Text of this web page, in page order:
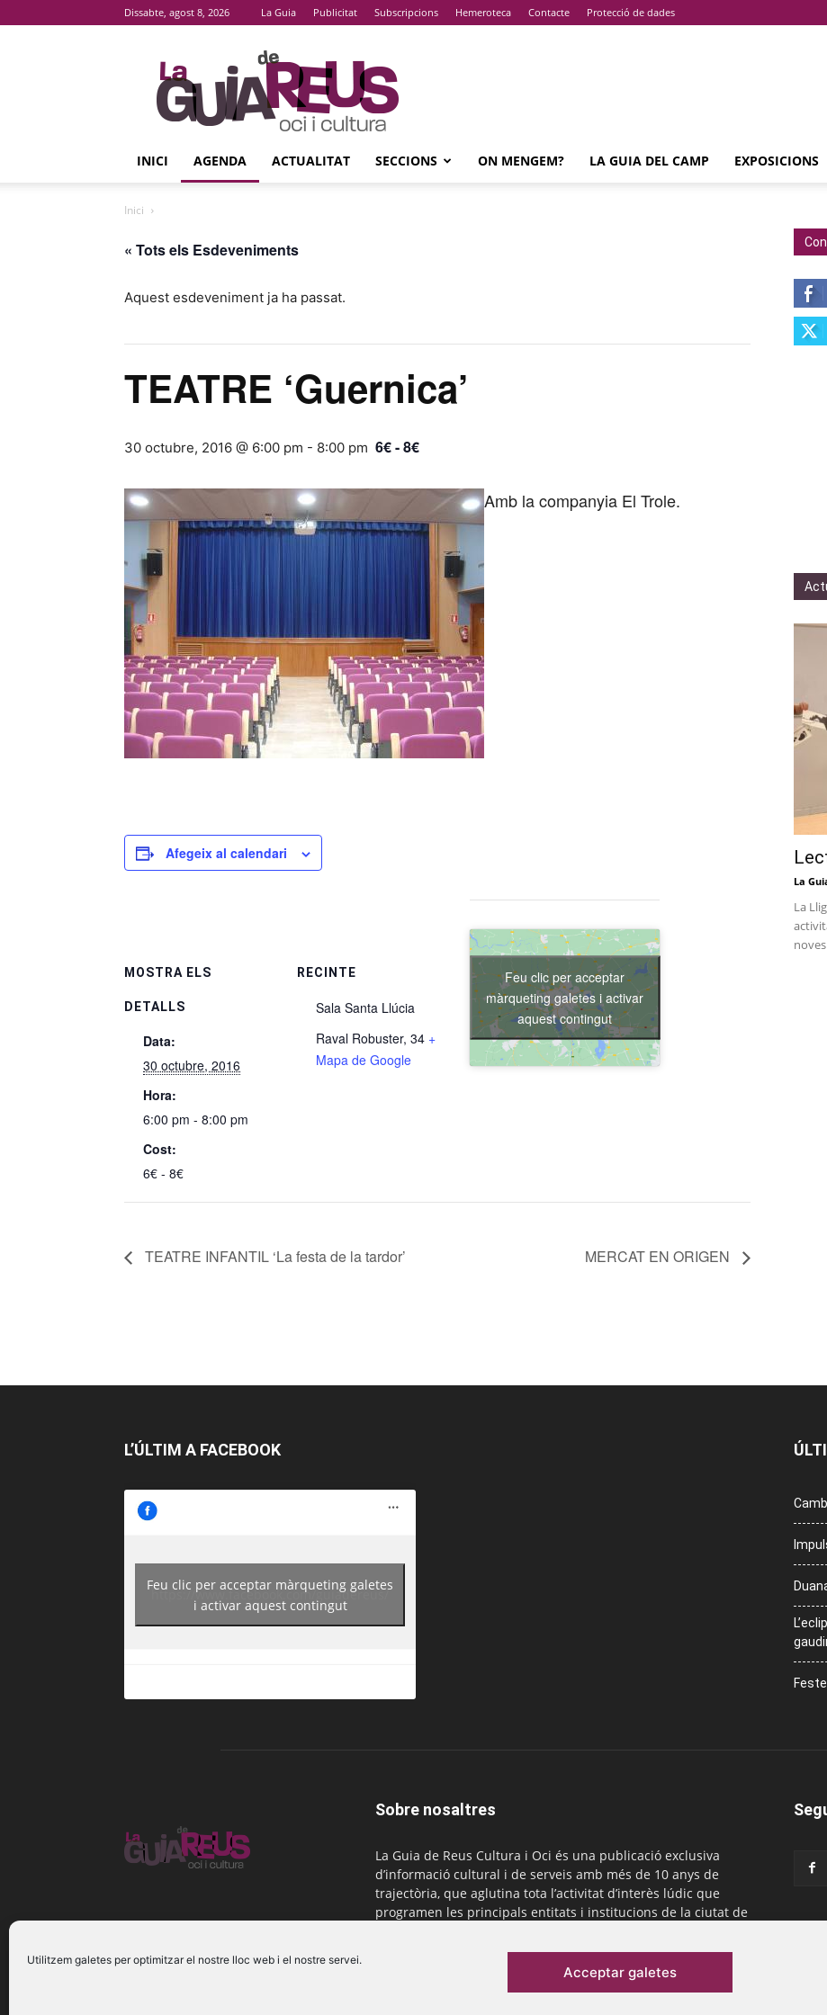
Utilitzem galetes per optimitzar el nostre lloc web i el nostre servei.
Acceptar galetes
Dissabte, agost 8, 2026 La Guia Publicitat Subscripcions Hemeroteca Contacte Protecció de dades
La
Guia
De
Reus
INICI AGENDA ACTUALITAT SECCIONS ON MENGEM? LA GUIA DEL CAMP EXPOSICIONS
Inici
« Tots els Esdeveniments
Aquest esdeveniment ja ha passat.
TEATRE ‘Guernica’
30 octubre, 2016 @ 6:00 pm - 8:00 pm 6€ - 8€
Amb la companyia El Trole.
Afegeix al calendari
MOSTRA ELS
DETALLS
Data:
30 octubre, 2016
Hora:
6:00 pm - 8:00 pm
Cost:
6€ - 8€
RECINTE
Sala Santa Llúcia
Raval Robuster, 34 +
Mapa de Google
Feu clic per acceptar
màrqueting galetes i activar
aquest contingut
TEATRE INFANTIL ‘La festa de la tardor’ MERCAT EN ORIGEN
La
La
L’ÚLTIM A FACEBOOK
https://www.facebook.com/guiadereus/
Feu clic per acceptar màrqueting galetes
i activar aquest contingut
Sobre nosaltres
La Guia de Reus Cultura i Oci és una publicació exclusiva
d’informació cultural i de serveis amb més de 10 anys de
trajectòria, que aglutina tota l’activitat d’interès lúdic que
programen les principals entitats i institucions de la ciutat de
comercial@laguiadereus.com